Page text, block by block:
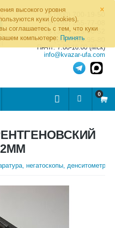
×
высокого уровня
куки (cookies).
соглашаетесь с тем, что куки
компьютере: Принять
8 (800) 700-19-50
8 (495) 255-77-08
8 (347) 225-00-52
8 (986) 963-95-80
Пн-пт: 7.00-16.00 (Мск)
info@kvazar-ufa.com
0
негатоскопы, денситометры